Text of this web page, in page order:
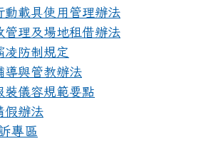
動載具使用管理辦法
管理及場地租借辦法
凌防制規定
導與管教辦法
裝儀容規範要點
uploads/
假辦法
專區